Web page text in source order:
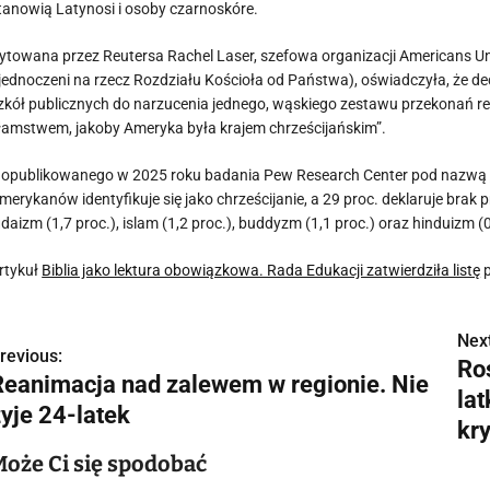
Latynosi i osoby czarnoskóre.
przez Reutersa Rachel Laser, szefowa organizacji Americans
na rzecz Rozdziału Kościoła od Państwa), oświadczyła, że
publicznych do narzucenia jednego, wąskiego zestawu przekonań
jakoby Ameryka była krajem chrześcijańskim”.
w 2025 roku badania Pew Research Center pod
identyfikuje się jako chrześcijanie, a 29 proc. deklaruje brak
(1,7 proc.), islam (1,2 proc.), buddyzm (1,1 proc.) oraz hinduizm
Biblia jako lektura obowiązkowa. Rada Edukacji zatwierdziła listę
nad zalewem w regionie. Nie
24-latek
Ci się spodobać